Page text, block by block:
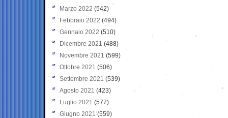
Marzo 2022 (542)
Febbraio 2022 (494)
Gennaio 2022 (510)
Dicembre 2021 (488)
Novembre 2021 (599)
Ottobre 2021 (506)
Settembre 2021 (539)
Agosto 2021 (423)
Luglio 2021 (577)
Giugno 2021(559)